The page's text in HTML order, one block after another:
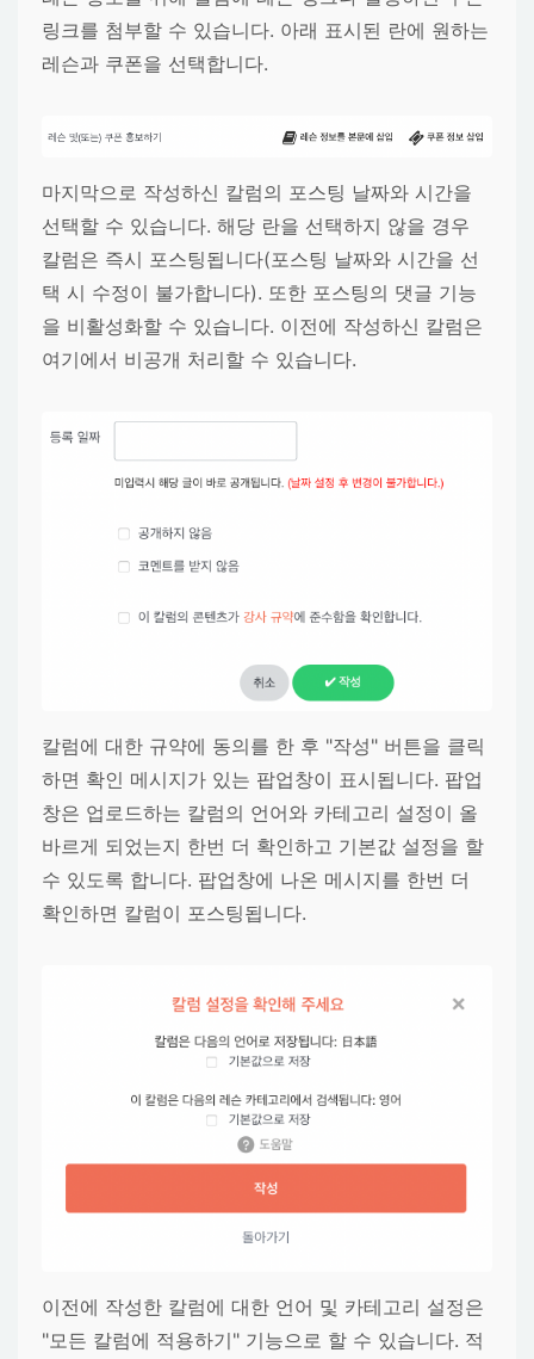
링크를 첨부할 수 있습니다. 아래 표시된 란에 원하는
레슨과 쿠폰을 선택합니다.
마지막으로 작성하신 칼럼의 포스팅 날짜와 시간을
선택할 수 있습니다. 해당 란을 선택하지 않을 경우
칼럼은 즉시 포스팅됩니다(포스팅 날짜와 시간을 선
택 시 수정이 불가합니다). 또한 포스팅의 댓글 기능
을 비활성화할 수 있습니다. 이전에 작성하신 칼럼은
여기에서 비공개 처리할 수 있습니다.
칼럼에 대한 규약에 동의를 한 후 "작성" 버튼을 클릭
하면 확인 메시지가 있는 팝업창이 표시됩니다. 팝업
창은 업로드하는 칼럼의 언어와 카테고리 설정이 올
바르게 되었는지 한번 더 확인하고 기본값 설정을 할
수 있도록 합니다. 팝업창에 나온 메시지를 한번 더
확인하면 칼럼이 포스팅됩니다.
이전에 작성한 칼럼에 대한 언어 및 카테고리 설정은
"모든 칼럼에 적용하기" 기능으로 할 수 있습니다. 적